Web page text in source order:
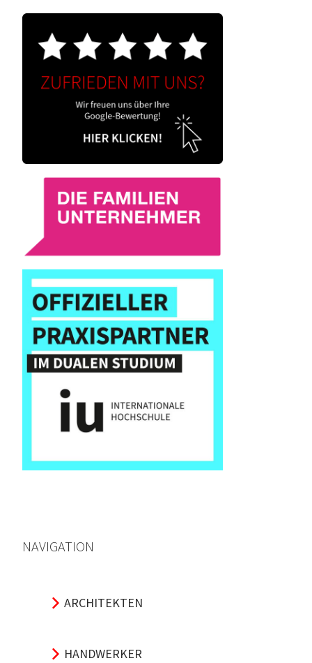
NAVIGATION
ARCHITEKTEN
HANDWERKER